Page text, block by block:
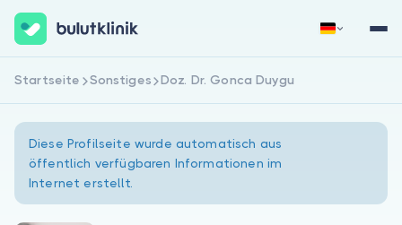
Jetzt registrieren Anmelden
Startseite Sonstiges Doz. Dr. Gonca Duygu
Diese Profilseite wurde automatisch aus
öffentlich verfügbaren Informationen im
Internet erstellt.